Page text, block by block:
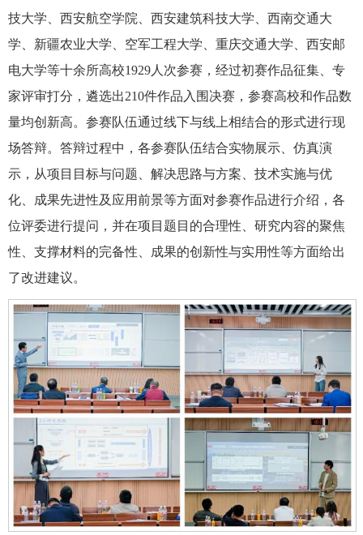
技大学、西安航空学院、西安建筑科技大学、西南交通大
学、新疆农业大学、空军工程大学、重庆交通大学、西安邮
电大学等十余所高校1929人次参赛，经过初赛作品征集、专
家评审打分，遴选出210件作品入围决赛，参赛高校和作品数
量均创新高。参赛队伍通过线下与线上相结合的形式进行现
场答辩。答辩过程中，各参赛队伍结合实物展示、仿真演
示，从项目目标与问题、解决思路与方案、技术实施与优
化、成果先进性及应用前景等方面对参赛作品进行介绍，各
位评委进行提问，并在项目题目的合理性、研究内容的聚焦
性、支撑材料的完备性、成果的创新性与实用性等方面给出
了改进建议。